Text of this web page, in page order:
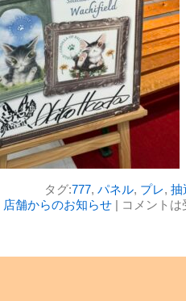
タグ:777, パネル, プレ, 抽
店舗からのお知らせ| コメント